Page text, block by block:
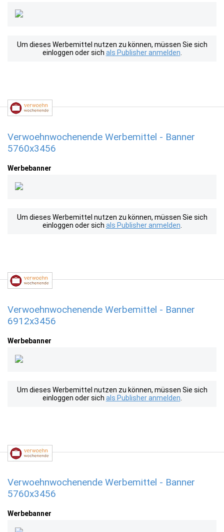
Um dieses Werbemittel nutzen zu können, müssen Sie sich
einloggen oder sich als Publisher anmelden
Verwoehnwochenende Werbemittel - Banner
5760x3456
Werbebanner
Um dieses Werbemittel nutzen zu können, müssen Sie sich
einloggen oder sich als Publisher anmelden
Verwoehnwochenende Werbemittel - Banner
6912x3456
Werbebanner
Um dieses Werbemittel nutzen zu können, müssen Sie sich
einloggen oder sich als Publisher anmelden
Verwoehnwochenende Werbemittel - Banner
5760x3456
Werbebanner